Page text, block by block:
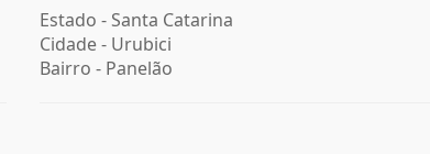
Estado - Santa Catarina
Cidade - Urubici
Bairro - Panelão